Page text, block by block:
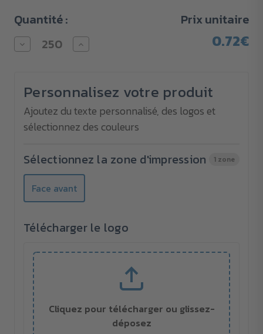
Quantité :
Diminuer
la
de
12
crayons
de
couleur
Augmenter
la
de
12
crayons
de
couleur
Prix unitaire
0.72€
Personnalisez votre produit
Ajoutez du texte personnalisé, des logos et
sélectionnez des couleurs
Sélectionnez la zone d'impression 1 zone
Face avant
Télécharger le logo
Cliquez pour télécharger ou glissez-
déposez